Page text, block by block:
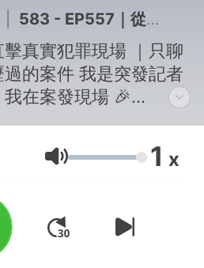
583 - EP557｜從少校升到中將不到5年！包啟黃如何靠「判人生死」步步高升｜軍法局長包啟黃案●上
擊真實犯罪現場 ｜只聊
的案件 我是突發記者
在案發現場 🎉
GZts55RPuF
3pYILCc 🤝 邀約合
⭐
顆星
Lautstärke 1 x